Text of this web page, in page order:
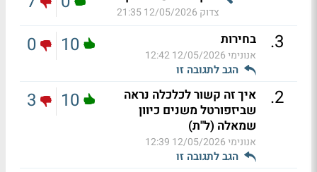
צדוק 12/05/2026 21:35
3
. בחירות
אנונימי12/05/2026 12:42
הגב לתגובה זו
10
0
2
.
איך זה קשור לכלכלה נראה
שביזפורטל משנים כיוון
שמאלה (ל"ת)
אנונימי12/05/2026 12:39
הגב לתגובה זו
10
3